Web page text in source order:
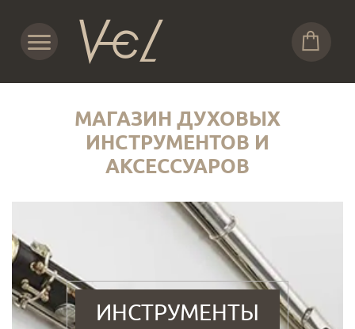
МАГАЗИН ДУХОВЫХ
ИНСТРУМЕНТОВ И
АКСЕССУАРОВ
ИНСТРУМЕНТЫ